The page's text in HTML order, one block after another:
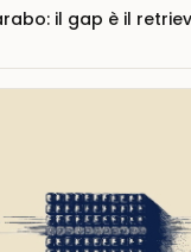
il gap è il